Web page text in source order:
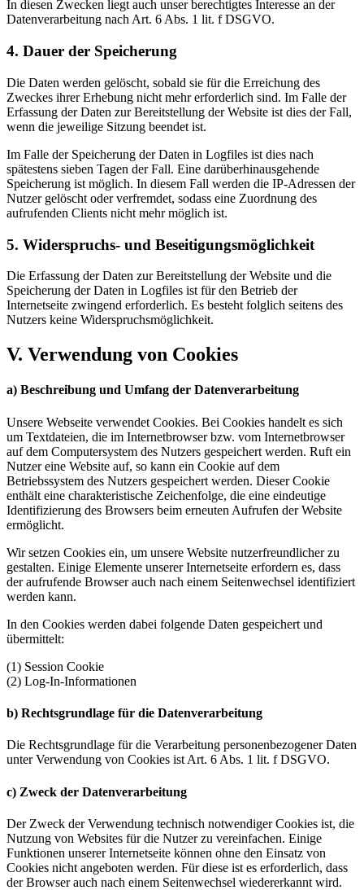
In diesen Zwecken liegt auch unser berechtigtes Interesse an der
Datenverarbeitung nach Art. 6 Abs. 1 lit. f DSGVO.
4. Dauer der Speicherung
Die Daten werden gelöscht, sobald sie für die Erreichung des
Zweckes ihrer Erhebung nicht mehr erforderlich sind. Im Falle der
Erfassung der Daten zur Bereitstellung der Website ist dies der Fall,
wenn die jeweilige Sitzung beendet ist.
Im Falle der Speicherung der Daten in Logfiles ist dies nach
spätestens sieben Tagen der Fall. Eine darüberhinausgehende
Speicherung ist möglich. In diesem Fall werden die IP-Adressen der
Nutzer gelöscht oder verfremdet, sodass eine Zuordnung des
aufrufenden Clients nicht mehr möglich ist.
5. Widerspruchs- und Beseitigungsmöglichkeit
Die Erfassung der Daten zur Bereitstellung der Website und die
Speicherung der Daten in Logfiles ist für den Betrieb der
Internetseite zwingend erforderlich. Es besteht folglich seitens des
Nutzers keine Widerspruchsmöglichkeit.
V. Verwendung von Cookies
a) Beschreibung und Umfang der Datenverarbeitung
Unsere Webseite verwendet Cookies. Bei Cookies handelt es sich
um Textdateien, die im Internetbrowser bzw. vom Internetbrowser
auf dem Computersystem des Nutzers gespeichert werden. Ruft ein
Nutzer eine Website auf, so kann ein Cookie auf dem
Betriebssystem des Nutzers gespeichert werden. Dieser Cookie
enthält eine charakteristische Zeichenfolge, die eine eindeutige
Identifizierung des Browsers beim erneuten Aufrufen der Website
ermöglicht.
Wir setzen Cookies ein, um unsere Website nutzerfreundlicher zu
gestalten. Einige Elemente unserer Internetseite erfordern es, dass
der aufrufende Browser auch nach einem Seitenwechsel identifiziert
werden kann.
In den Cookies werden dabei folgende Daten gespeichert und
übermittelt:
(1) Session Cookie
(2) Log-In-Informationen
b) Rechtsgrundlage für die Datenverarbeitung
Die Rechtsgrundlage für die Verarbeitung personenbezogener Daten
unter Verwendung von Cookies ist Art. 6 Abs. 1 lit. f DSGVO.
c) Zweck der Datenverarbeitung
Der Zweck der Verwendung technisch notwendiger Cookies ist, die
Nutzung von Websites für die Nutzer zu vereinfachen. Einige
Funktionen unserer Internetseite können ohne den Einsatz von
Cookies nicht angeboten werden. Für diese ist es erforderlich, dass
der Browser auch nach einem Seitenwechsel wiedererkannt wird.